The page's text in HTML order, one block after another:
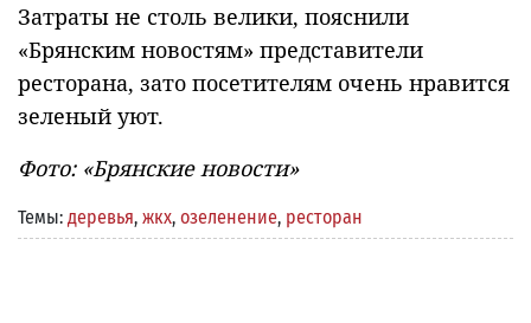
Затраты не столь велики, пояснили
«Брянским новостям» представители
ресторана, зато посетителям очень нравится
зеленый уют.
Фото: «Брянские новости»
Темы: деревья, жкх, озеленение, ресторан